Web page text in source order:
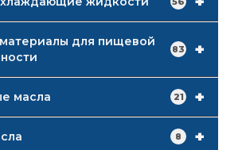
+
для пищевой
83
+
масла 21
+
8